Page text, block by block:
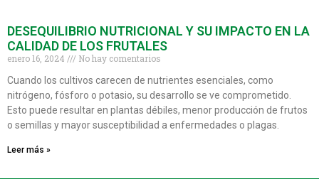
DESEQUILIBRIO NUTRICIONAL Y SU IMPACTO EN LA
CALIDAD DE LOS FRUTALES
enero 16, 2024
No hay comentarios
Cuando los cultivos carecen de nutrientes esenciales, como
nitrógeno, fósforo o potasio, su desarrollo se ve comprometido.
Esto puede resultar en plantas débiles, menor producción de frutos
o semillas y mayor susceptibilidad a enfermedades o plagas.
Leer más »